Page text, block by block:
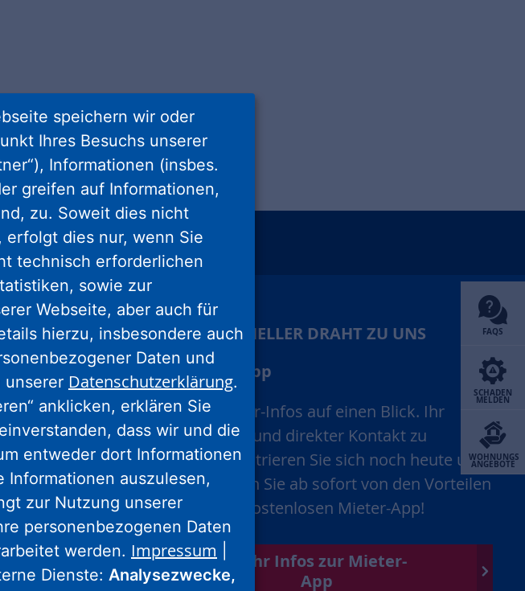
FAQS
SCHADEN
MELDEN
WOHNUNGS
ANGEBOTE
linkedin kununu
Wohnungs- und
mbH
und
IHR SCHNELLER DRAHT ZU UNS
Mieter-App
Alle Mieter-Infos auf einen Blick. Ihr
schneller und direkter Kontakt zu
uns. Registrieren Sie sich noch heute und
profitieren Sie ab sofort von den Vorteilen
unserer kostenlosen Mieter-App!
Mehr Infos zur Mieter-
App
speichern wir oder
Ihres Besuchs unserer
Informationen (insbes.
greifen auf Informationen,
zu. Soweit dies nicht
dies nur, wenn Sie
technisch erforderlichen
sowie zur
Webseite, aber auch für
hierzu, insbesondere auch
Daten und
unserer Datenschutzerklärung.
anklicken, erklären Sie
dass wir und die
entweder dort Informationen
auszulesen,
zur Nutzung unserer
personenbezogenen Daten
werden. Impressum
Dienste: Analysezwecke,